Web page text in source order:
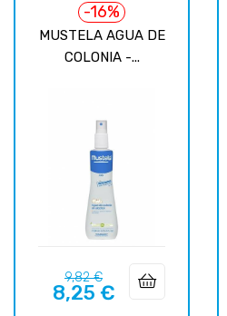
MUSTELA AGUA DE
COLONIA -...
-16%
Precio
regular
9,82 €Precio
8,25 €